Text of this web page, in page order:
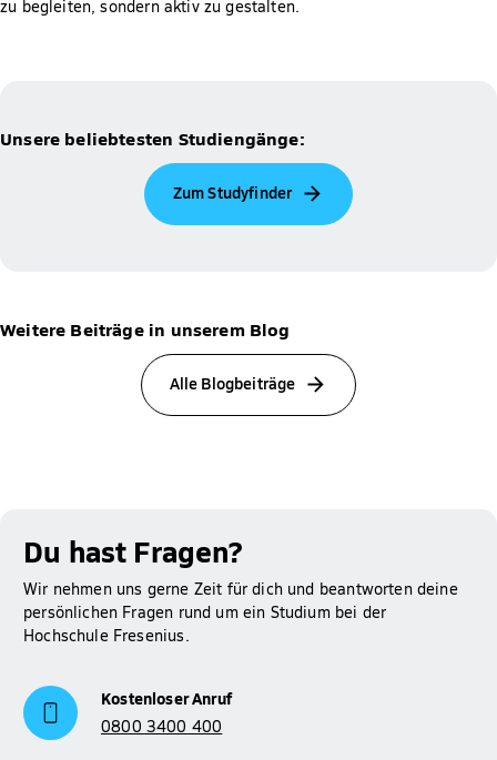
zu begleiten, sondern aktiv zu gestalten.
Unsere beliebtesten Studiengänge:
Zum Studyfinder
Weitere Beiträge in unserem Blog
Alle Blogbeiträge
Du hast Fragen?
Wir nehmen uns gerne Zeit für dich und beantworten deine
persönlichen Fragen rund um ein Studium bei der
Hochschule Fresenius.
Kostenloser Anruf
0800 3400 400